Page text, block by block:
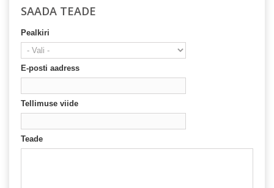
SAADA TEADE
Pealkiri
E-posti aadress
Tellimuse viide
Teade